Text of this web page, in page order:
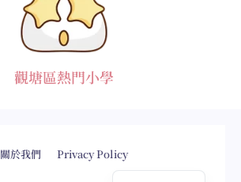
觀塘區熱門小學
關於我們 Privacy Policy